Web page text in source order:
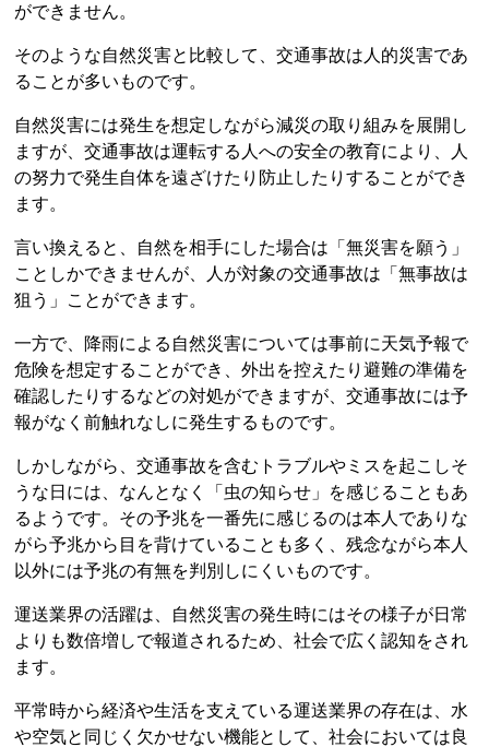
ができません。
そのような自然災害と比較して、交通事故は人的災害であ
ることが多いものです。
自然災害には発生を想定しながら減災の取り組みを展開し
ますが、交通事故は運転する人への安全の教育により、人
の努力で発生自体を遠ざけたり防止したりすることができ
ます。
言い換えると、自然を相手にした場合は「無災害を願う」
ことしかできませんが、人が対象の交通事故は「無事故は
狙う」ことができます。
一方で、降雨による自然災害については事前に天気予報で
危険を想定することができ、外出を控えたり避難の準備を
確認したりするなどの対処ができますが、交通事故には予
報がなく前触れなしに発生するものです。
しかしながら、交通事故を含むトラブルやミスを起こしそ
うな日には、なんとなく「虫の知らせ」を感じることもあ
るようです。その予兆を一番先に感じるのは本人でありな
がら予兆から目を背けていることも多く、残念ながら本人
以外には予兆の有無を判別しにくいものです。
運送業界の活躍は、自然災害の発生時にはその様子が日常
よりも数倍増しで報道されるため、社会で広く認知をされ
ます。
平常時から経済や生活を支えている運送業界の存在は、水
や空気と同じく欠かせない機能として、社会においては良